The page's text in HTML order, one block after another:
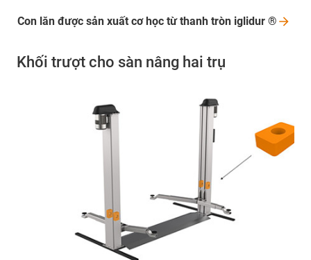
Con lăn được sản xuất cơ học từ thanh tròn iglidur ®
Khối trượt cho sàn nâng hai trụ